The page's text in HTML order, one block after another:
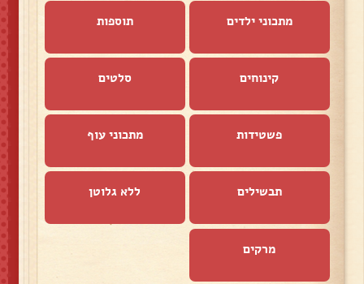
מתכוני ילדים תוספות
קינוחים סלטים
פשטידות מתכוני עוף
תבשילים ללא גלוטן
מרקים